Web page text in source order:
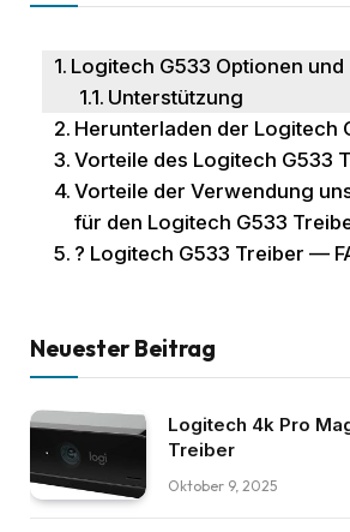
Logitech G533 Optionen und
Unterstützung
Herunterladen der Logitech
Vorteile des Logitech G533
Vorteile der Verwendung
für den Logitech G533
? Logitech G533 Treiber —
Neuester Beitrag
Logitech 4k Pro
Treiber
Oktober 9, 2025